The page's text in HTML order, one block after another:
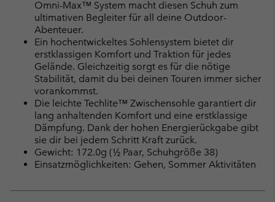
Omni-Max™ System macht diesen Schuh zum
ultimativen Begleiter für all deine Outdoor-
Abenteuer.
Ein hochentwickeltes Sohlensystem bietet dir
erstklassigen Komfort und Traktion für jedes
Gelände. Gleichzeitig sorgt es für die nötige
Stabilität, damit du bei deinen Touren immer sicher
vorankommst.
Die leichte Techlite™ Zwischensohle garantiert dir
lang anhaltenden Komfort und eine erstklassige
Dämpfung. Dank der hohen Energierückgabe gibt
sie dir bei jedem Schritt Kraft zurück.
Gewicht: 172.0g (½ Paar, Schuhgröße 38)
Einsatzmöglichkeiten: Gehen, Sommer Aktivitäten